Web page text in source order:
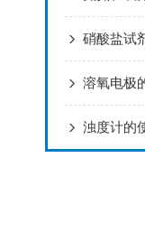
溶氧电极
浊度计的